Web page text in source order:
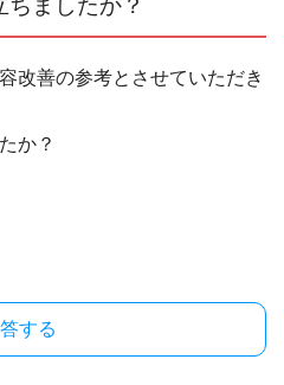
改善の参考とさせていただき
か？